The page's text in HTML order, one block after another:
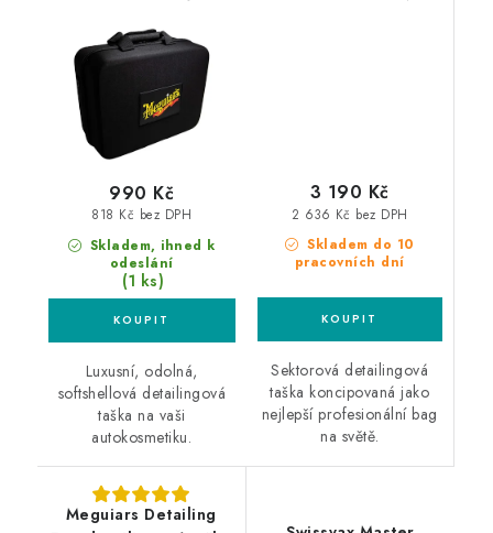
Skladem, ihned k
odeslání
(1 ks)
818 Kč bez DPH
990 Kč
Luxusní, odolná,
softshellová detailingová
taška na vaši
autokosmetiku.
Skladem do 10
pracovních dní
2 636 Kč bez DPH
3 190 Kč
Sektorová detailingová
taška koncipovaná jako
nejlepší profesionální bag
na světě.
Meguiars Detailing